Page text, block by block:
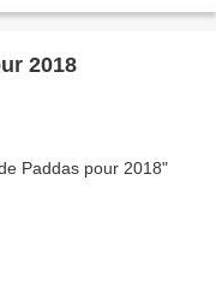
2018